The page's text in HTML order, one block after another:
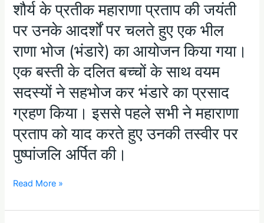
शौर्य के प्रतीक महाराणा प्रताप की जयंती
पर उनके आदर्शों पर चलते हुए एक भील
राणा भोज (भंडारे) का आयोजन किया गया।
एक बस्ती के दलित बच्चों के साथ वयम
सदस्यों ने सहभोज कर भंडारे का प्रसाद
ग्रहण किया। इससे पहले सभी ने महाराणा
प्रताप को याद करते हुए उनकी तस्वीर पर
पुष्पांजलि अर्पित की।
साथ
वयम
सदस्यों
सहभोज
कर
भंडारे
का
ग्रहण
किया।
इससे
पहले
सभी
ने
Read More »